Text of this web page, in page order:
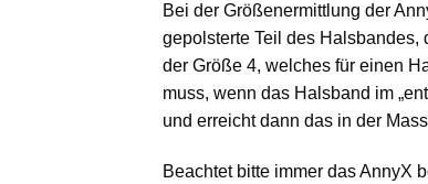
Bei der Größenermittlung der
gepolsterte Teil des Halsbandes,
der Größe 4, welches für einen
muss, wenn das Halsband im
und erreicht dann das in der
Beachtet bitte immer das AnnyX